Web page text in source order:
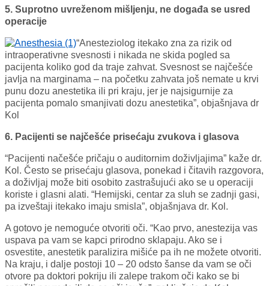
5. Suprotno uvreženom mišljenju, ne događa se usred
operacije
“Anesteziolog itekako zna za rizik od
intraoperativne svesnosti i nikada ne skida pogled sa
pacijenta koliko god da traje zahvat. Svesnost se najčešće
javlja na marginama – na početku zahvata još nemate u krvi
punu dozu anestetika ili pri kraju, jer je najsigurnije za
pacijenta pomalo smanjivati dozu anestetika”, objašnjava dr
Kol
6. Pacijenti se najčešće prisećaju zvukova i glasova
“Pacijenti načešće pričaju o auditornim doživljajima” kaže dr.
Kol. Često se prisećaju glasova, ponekad i čitavih razgovora,
a doživljaj može biti osobito zastrašujući ako se u operaciji
koriste i glasni alati. “Hemijski, centar za sluh se zadnji gasi,
pa izveštaji itekako imaju smisla”, objašnjava dr. Kol.
A gotovo je nemoguće otvoriti oči. “Kao prvo, anestezija vas
uspava pa vam se kapci prirodno sklapaju. Ako se i
osvestite, anestetik paralizira mišiće pa ih ne možete otvoriti.
Na kraju, i dalje postoji 10 – 20 odsto šanse da vam se oči
otvore pa doktori pokriju ili zalepe trakom oči kako se bi